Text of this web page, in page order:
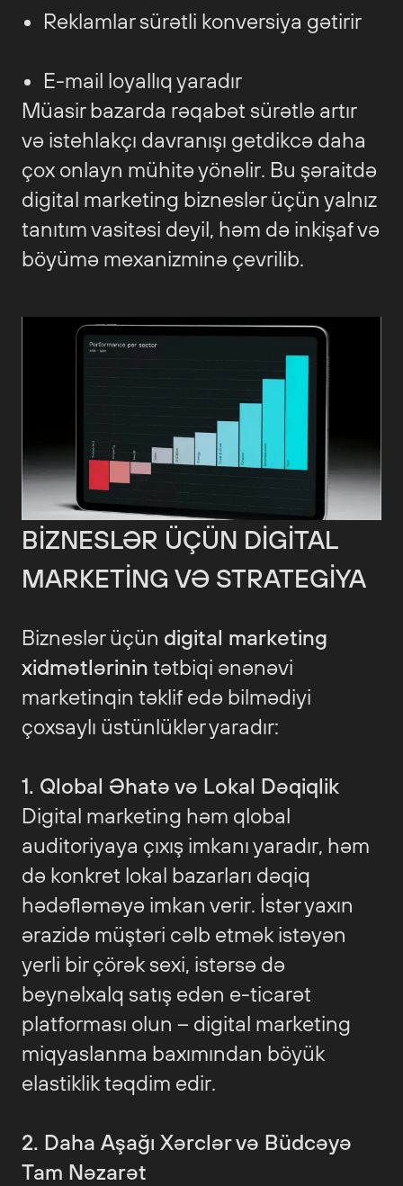
Reklamlar sürətli konversiya gətirir
E-mail loyallıq yaradır
Müasir bazarda rəqabət sürətlə artır
və istehlakçı davranışı getdikcə daha
çox onlayn mühitə yönəlir. Bu şəraitdə
digital marketing bizneslər üçün yalnız
tanıtım vasitəsi deyil, həm də inkişaf və
böyümə mexanizminə çevrilib.
BIZNESLƏR ÜÇÜN DIGITAL
MARKETING VƏ STRATEGIYA
Bizneslər üçün digital marketing
xidmətlərinin tətbiqi ənənəvi
marketinqin təklif edə bilmədiyi
çoxsaylı üstünlüklər yaradır:
1. Qlobal Əhatə və Lokal Dəqiqlik
Digital marketing həm qlobal
auditoriyaya çıxış imkanı yaradır, həm
də konkret lokal bazarları dəqiq
hədəfləməyə imkan verir. İstər yaxın
ərazidə müştəri cəlb etmək istəyən
yerli bir çörək sexi, istərsə də
beynəlxalq satış edən e-ticarət
platforması olun – digital marketing
miqyaslanma baxımından böyük
elastiklik təqdim edir.
2. Daha Aşağı Xərclər və Büdcəyə
Tam Nəzarət